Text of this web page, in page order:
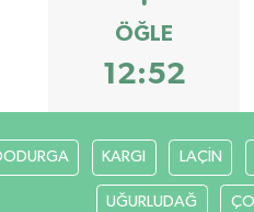
ÖĞLE
12:52
KARGI LAÇİN
UĞURLUDAĞ